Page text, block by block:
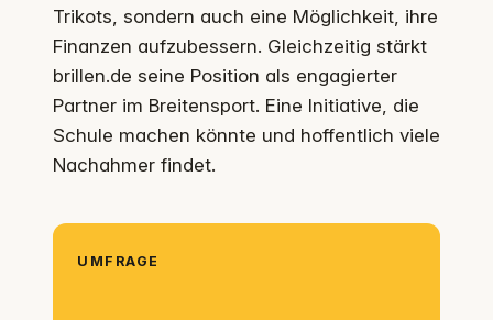
Trikots, sondern auch eine Möglichkeit, ihre
Finanzen aufzubessern. Gleichzeitig stärkt
brillen.de seine Position als engagierter
Partner im Breitensport. Eine Initiative, die
Schule machen könnte und hoffentlich viele
Nachahmer findet.
UMFRAGE